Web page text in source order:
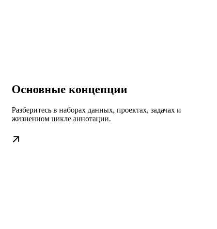
Основные концепции
Разберитесь в наборах данных, проектах, задачах и
жизненном цикле аннотации.